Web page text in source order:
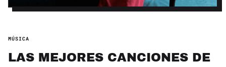
MÚSICA
LAS MEJORES CANCIONES DE